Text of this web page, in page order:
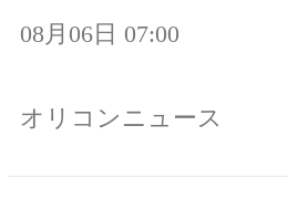
08月06日 07:00
オリコンニュース